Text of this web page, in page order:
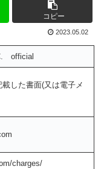
コピー
2023.05.02
official
した書面(又は電子メ
charges/